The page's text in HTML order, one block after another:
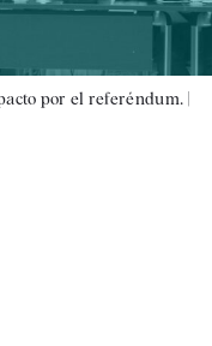
por el referéndum. |